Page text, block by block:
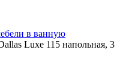
в ванную
Luxe 115 напольная, 3